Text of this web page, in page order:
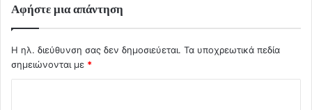
Αφήστε μια απάντηση
Η ηλ. διεύθυνση σας δεν δημοσιεύεται. Τα υποχρεωτικά πεδία
σημειώνονται με *